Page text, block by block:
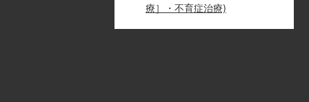
療］・不育症治療)